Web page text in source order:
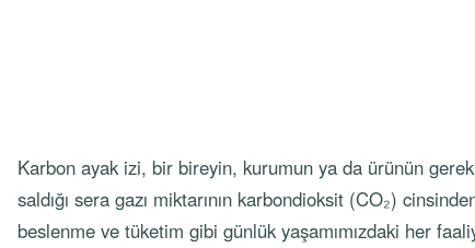
Karbon ayak izi, bir bireyin, kurumun ya da ürünün
saldığı sera gazı miktarının karbondioksit (CO₂)
beslenme ve tüketim gibi günlük yaşamımızdaki her